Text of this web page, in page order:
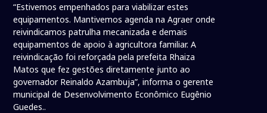
“Estivemos empenhados para viabilizar estes
equipamentos. Mantivemos agenda na Agraer onde
reivindicamos patrulha mecanizada e demais
equipamentos de apoio à agricultora familiar. A
reivindicação foi reforçada pela prefeita Rhaiza
Matos que fez gestões diretamente junto ao
governador Reinaldo Azambuja”, informa o gerente
municipal de Desenvolvimento Econômico Eugênio
Guedes..